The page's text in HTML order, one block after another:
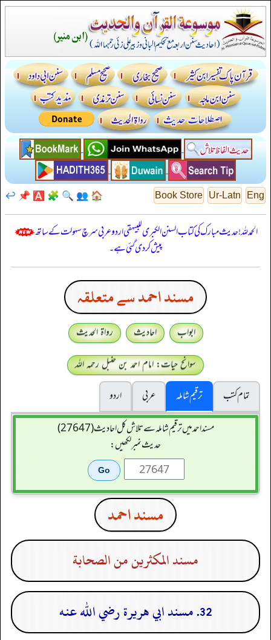
Eng
Ur-Latn
Book Store
🏠
👥
🔍
🧩
🅰️
📌
↩️
الحمدللہ! حدیث مبارک کی کتاب السنن الكبرى للبيهقي اردو عربی سرچ سہولت کے ساتھ
پیش کر دی گئی ہے۔
مسند احمد سے متعلقہ
ابواب احادیث
رواۃ الحدیث
سوانح حیات: امام احمد بن حنبل رحمہ اللہ
تمام کتب
ترقیم شاملہ عربی
اردو
مسند احمد میں ترقیم شاملہ سے تلاش کل احادیث (27647)
حدیث نمبر لکھیں:
مسند احمد
مسند المكثرين من الصحابة
32. مسند ابي هريرة رضي الله عنه